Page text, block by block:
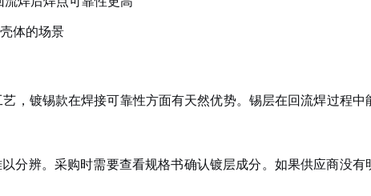
体的场景
艺，镀锡款在焊接可靠性方面有天然优势。锡层在回流焊过程中
分辨。采购时需要查看规格书确认镀层成分。如果供应商没有